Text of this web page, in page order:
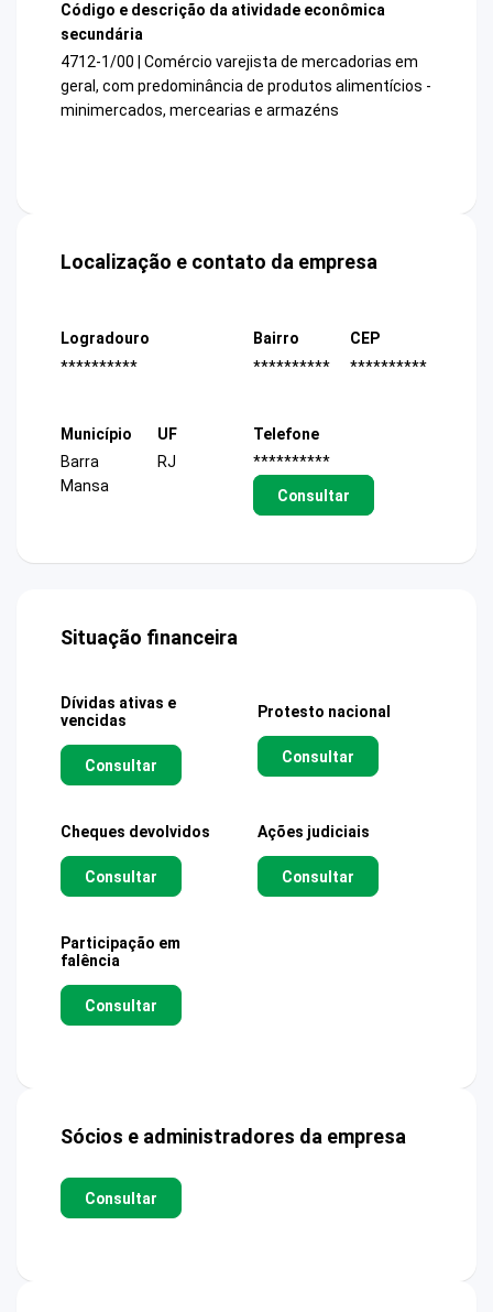
Código e descrição da atividade econômica
secundária
4712-1/00 | Comércio varejista de mercadorias em
geral, com predominância de produtos alimentícios -
minimercados, mercearias e armazéns
Localização e contato da empresa
Logradouro
**********
Bairro
**********
CEP
**********
Município
Barra
Mansa
UF
RJ
Telefone
**********
Consultar
Situação financeira
Dívidas ativas e
vencidas
Consultar
Protesto nacional
Consultar
Cheques devolvidos
Consultar
Ações judiciais
Consultar
Participação em
falência
Consultar
Sócios e administradores da empresa
Consultar